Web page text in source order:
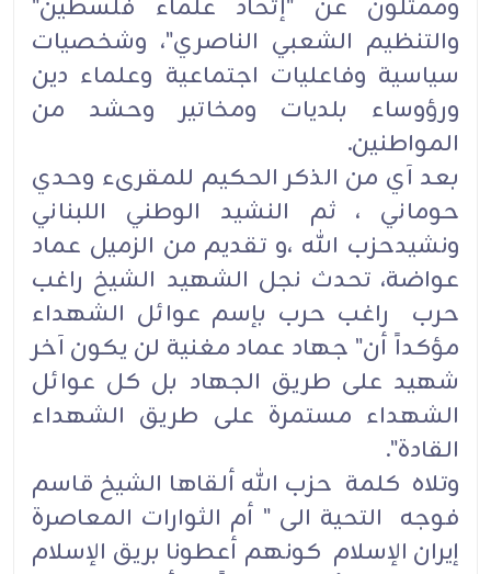
وممثلون عن "إتحاد علماء فلسطين"
والتنظيم الشعبي الناصري"، وشخصيات
سياسية وفاعليات اجتماعية وعلماء دين
ورؤوساء بلديات ومخاتير وحشد من
المواطنين.
بعد آي من الذكر الحكيم للمقرىء وحدي
حوماني ، ثم النشيد الوطني اللبناني
ونشيدحزب الله ،و تقديم من الزميل عماد
عواضة، تحدث نجل الشهيد الشيخ راغب
حرب راغب حرب بإسم عوائل الشهداء
مؤكداً أن" جهاد عماد مغنية لن يكون آخر
شهيد على طريق الجهاد بل كل عوائل
الشهداء مستمرة على طريق الشهداء
القادة".
وتلاه كلمة حزب الله ألقاها الشيخ قاسم
فوجه التحية الى " أم الثوارات المعاصرة
إيران الإسلام كونهم أعطونا بريق الإسلام